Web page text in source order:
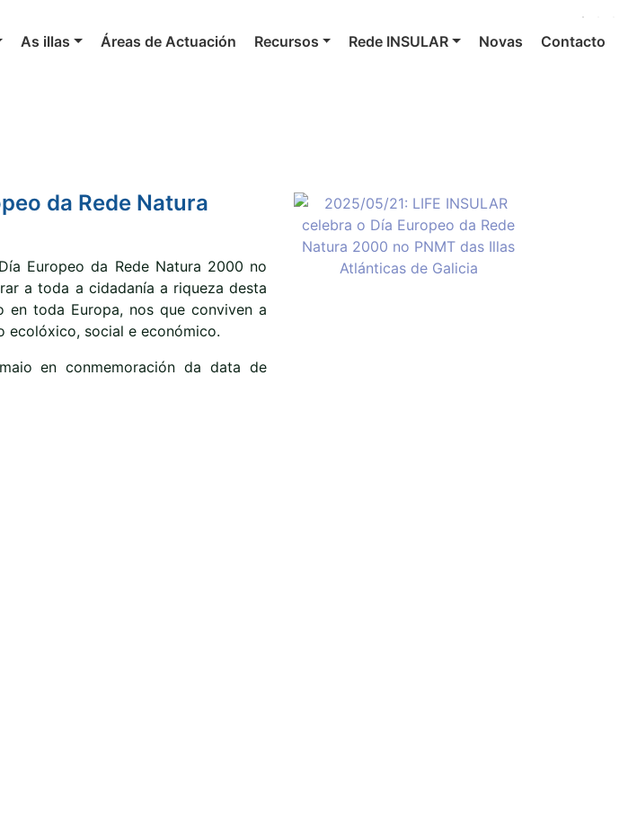
As illas Áreas de Actuación Recursos Rede INSULAR Novas Contacto
da Rede Natura
Europeo da Rede Natura 2000 no
a toda a cidadanía a riqueza desta
toda Europa, nos que conviven a
ecolóxico, social e económico.
en conmemoración da data de